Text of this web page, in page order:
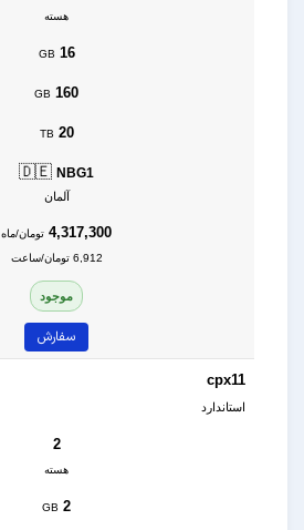
هسته
16
GB
160
GB
20
TB
🇩🇪 NBG1
آلمان
4,317,300 تومان/ماه
6,912 تومان/ساعت
موجود
سفارش
cpx11
استاندارد
2
هسته
2
GB